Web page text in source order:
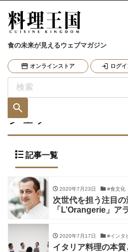
食の未来が見えるウェブマガジン
オンラインストア ログ
シェフ
記事一覧
2020年7月23日 #食文化
次世代を担う注目
「L’Orangerie」ア
2020年7月17日 #インタ
イタリア料理の本